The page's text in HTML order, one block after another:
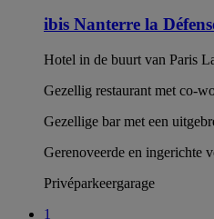
ibis Nanterre la
Hotel in de buurt van Paris
Gezellig restaurant met co-
Gezellige bar met een
Gerenoveerde en ingerichte
Privéparkeergarage
1